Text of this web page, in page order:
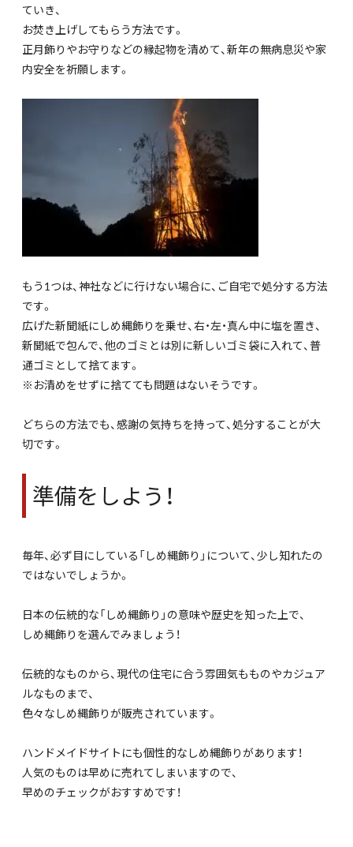
ていき、
お焚き上げしてもらう方法です。
正月飾りやお守りなどの縁起物を清めて、新年の無病息災や家
内安全を祈願します。
もう1つは、神社などに行けない場合に、ご自宅で処分する方法
です。
広げた新聞紙にしめ縄飾りを乗せ、右・左・真ん中に塩を置き、
新聞紙で包んで、他のゴミとは別に新しいゴミ袋に入れて、普
通ゴミとして捨てます。
※お清めをせずに捨てても問題はないそうです。
どちらの方法でも、感謝の気持ちを持って、処分することが大
切です。
準備をしよう！
毎年、必ず目にしている「しめ縄飾り」について、少し知れたの
ではないでしょうか。
日本の伝統的な「しめ縄飾り」の意味や歴史を知った上で、
しめ縄飾りを選んでみましょう！
伝統的なものから、現代の住宅に合う雰囲気もものやカジュア
ルなものまで、
色々なしめ縄飾りが販売されています。
ハンドメイドサイトにも個性的なしめ縄飾りがあります！
人気のものは早めに売れてしまいますので、
早めのチェックがおすすめです！